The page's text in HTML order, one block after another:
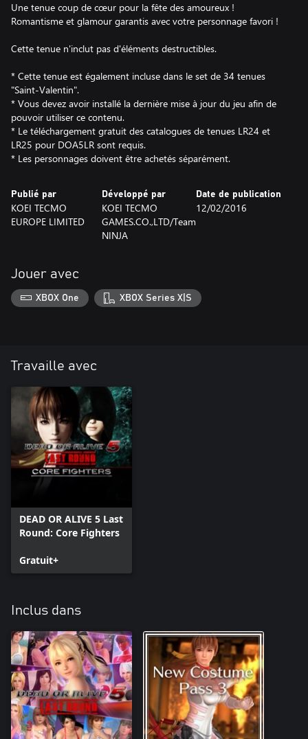
Une tenue coup de cœur pour la fête des amoureux !
Romantisme et glamour garantis avec votre personnage favori !
Cette tenue n'inclut pas d'éléments destructibles.
* Cette tenue est également incluse dans le set de 34 tenues
"Saint-Valentin".
* Vous devez avoir installé la dernière mise à jour du jeu afin de
pouvoir utiliser ce contenu.
* Le téléchargement gratuit des catalogues de tenues LR24 et
LR25 pour DOA5LR sont requis.
* Les personnages doivent être achetés séparément.
Publié par
KOEI TECMO
EUROPE LIMITED
Développé par
KOEI TECMO
GAMES.CO.,LTD/Team
NINJA
Date de publication
12/02/2016
Jouer avec
XBOX One XBOX Series X|S
Travaille avec
DEAD OR ALIVE 5 Last
Round: Core Fighters
Gratuit+
Inclus dans